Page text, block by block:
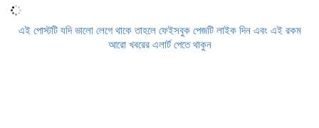
এই পোস্টটি যদি ভালো লেগে থাকে তাহলে ফেইসবুক পেজটি লাইক দিন এবং এই রকম
আরো খবরের এলার্ট পেতে থাকুন